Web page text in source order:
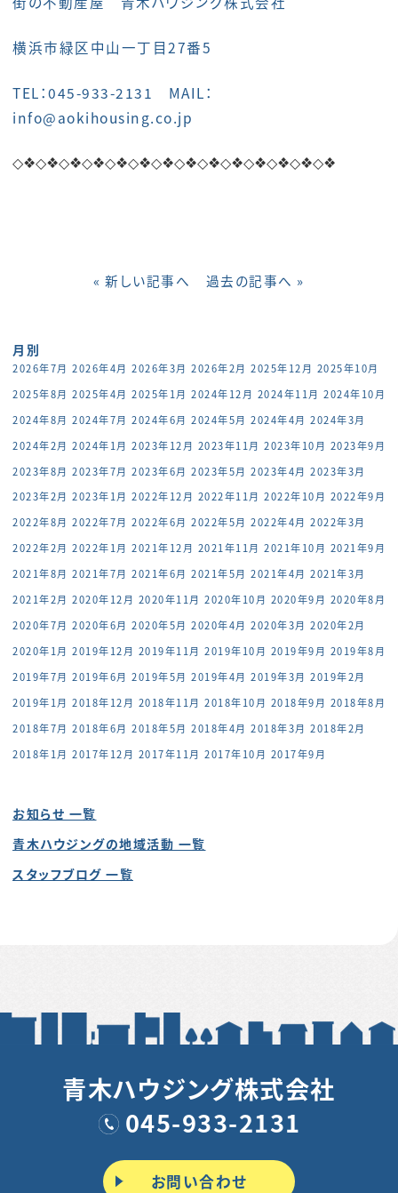
横浜市緑区中山一丁目27番5
TEL：045-933-2131 MAIL：
info@aokihousing.co.jp
◇❖◇❖◇❖◇❖◇❖◇❖◇❖◇❖◇❖◇❖◇❖◇❖◇❖◇❖
« 新しい記事へ 過去の記事へ »
月別
2026年7月 2026年4月 2026年3月 2026年2月 2025年12月 2025年10月
2025年8月 2025年4月 2025年1月 2024年12月 2024年11月 2024年10月
2024年8月 2024年7月 2024年6月 2024年5月 2024年4月 2024年3月
2024年2月 2024年1月 2023年12月 2023年11月 2023年10月 2023年9月
2023年8月 2023年7月 2023年6月 2023年5月 2023年4月 2023年3月
2023年2月 2023年1月 2022年12月 2022年11月 2022年10月 2022年9月
2022年8月 2022年7月 2022年6月 2022年5月 2022年4月 2022年3月
2022年2月 2022年1月 2021年12月 2021年11月 2021年10月 2021年9月
2021年8月 2021年7月 2021年6月 2021年5月 2021年4月 2021年3月
2021年2月 2020年12月 2020年11月 2020年10月 2020年9月 2020年8月
2020年7月 2020年6月 2020年5月 2020年4月 2020年3月 2020年2月
2020年1月 2019年12月 2019年11月 2019年10月 2019年9月 2019年8月
2019年7月 2019年6月 2019年5月 2019年4月 2019年3月 2019年2月
2019年1月 2018年12月 2018年11月 2018年10月 2018年9月 2018年8月
2018年7月 2018年6月 2018年5月 2018年4月 2018年3月 2018年2月
2018年1月 2017年12月 2017年11月 2017年10月 2017年9月
お知らせ 一覧
青木ハウジングの地域活動 一覧
スタッフブログ 一覧
青木ハウジング株式会社
045-933-2131
お問い合わせ